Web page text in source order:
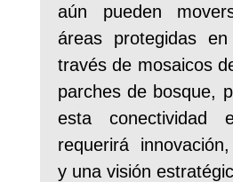
aún pueden
áreas protegidas
través de mosaicos
parches de bosque,
esta conectividad
requerirá
y una visión